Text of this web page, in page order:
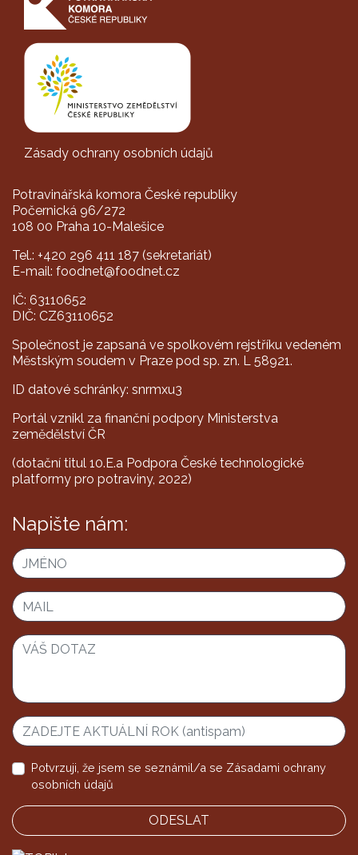
Zásady ochrany osobních údajů
Potravinářská komora České republiky
Počernická 96/272
108 00 Praha 10-Malešice
Tel.: +420 296 411 187 (sekretariát)
E-mail: foodnet@foodnet.cz
IČ: 63110652
DIČ: CZ63110652
Společnost je zapsaná ve spolkovém rejstříku vedeném
Městským soudem v Praze pod sp. zn. L 58921.
ID datové schránky: snrmxu3
Portál vznikl za finanční podpory Ministerstva
zemědělství ČR
(dotační titul 10.E.a Podpora České technologické
platformy pro potraviny, 2022)
Napište nám:
Potvrzuji, že jsem se seznámil/a se Zásadami ochrany
osobních údajů
ODESLAT